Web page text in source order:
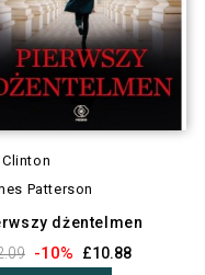
Patterson
dżentelmen
-10% £10.88